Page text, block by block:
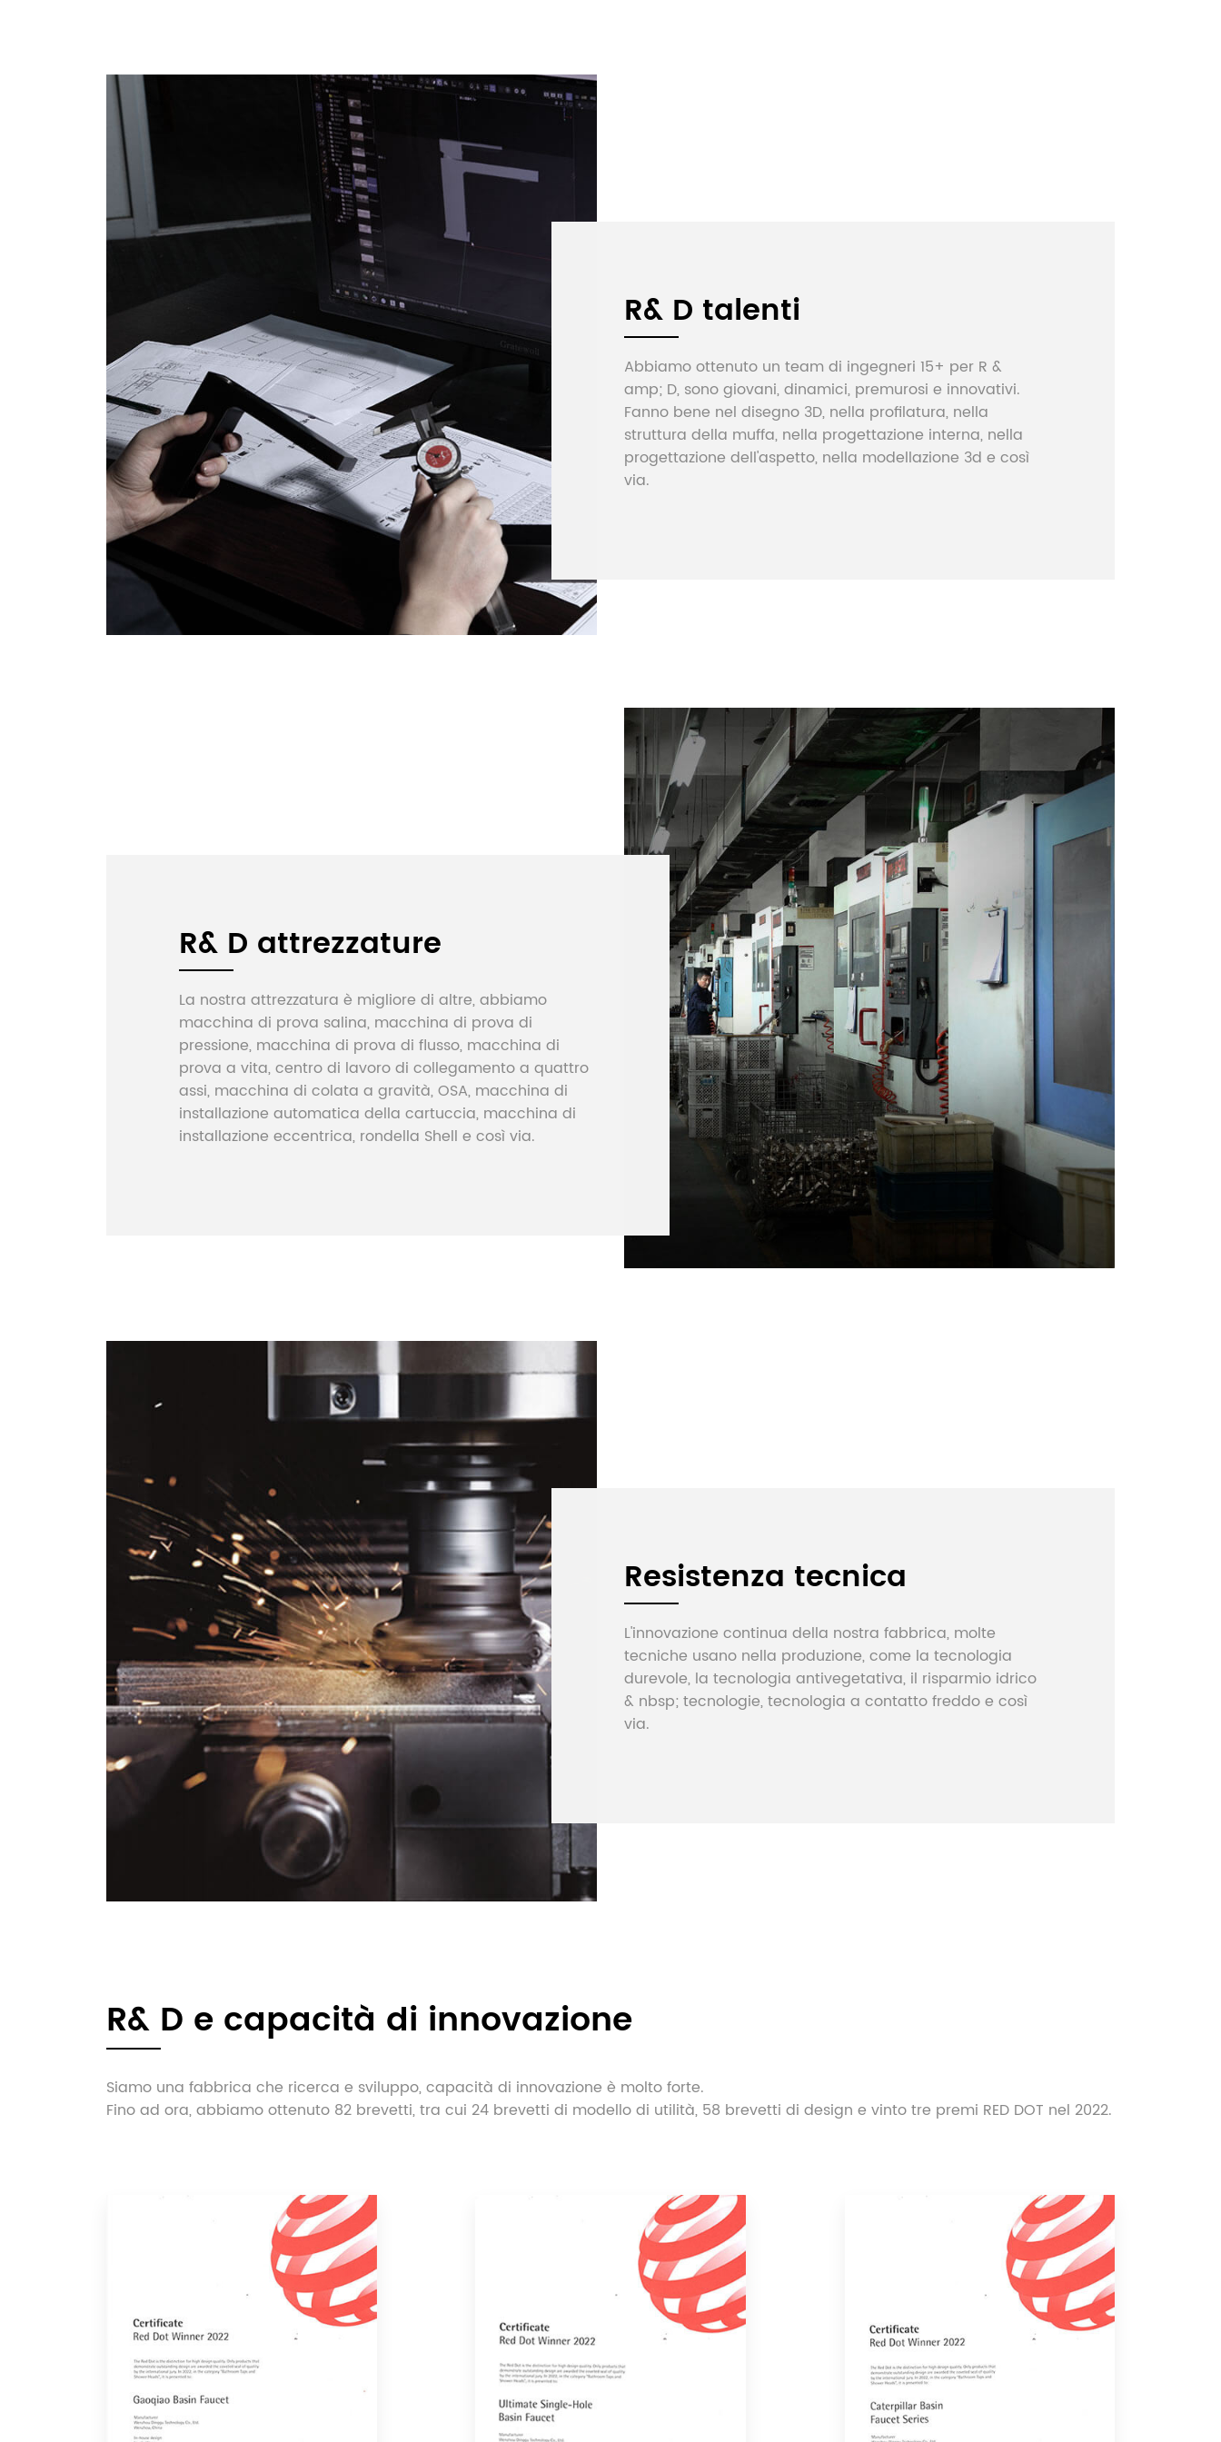
R& D talenti
Abbiamo ottenuto un team di ingegneri 15+ per R &
amp; D, sono giovani, dinamici, premurosi e innovativi.
Fanno bene nel disegno 3D, nella profilatura, nella
struttura della muffa, nella progettazione interna, nella
progettazione dell'aspetto, nella modellazione 3d e così
via.
R& D attrezzature
La nostra attrezzatura è migliore di altre, abbiamo
macchina di prova salina, macchina di prova di
pressione, macchina di prova di flusso, macchina di
prova a vita, centro di lavoro di collegamento a quattro
assi, macchina di colata a gravità, OSA, macchina di
installazione automatica della cartuccia, macchina di
installazione eccentrica, rondella Shell e così via.
Resistenza tecnica
L'innovazione continua della nostra fabbrica, molte
tecniche usano nella produzione, come la tecnologia
durevole, la tecnologia antivegetativa, il risparmio idrico
& nbsp; tecnologie, tecnologia a contatto freddo e così
via.
R& D e capacità di innovazione
Siamo una fabbrica che ricerca e sviluppo, capacità di innovazione è molto forte.
Fino ad ora, abbiamo ottenuto 82 brevetti, tra cui 24 brevetti di modello di utilità, 58 brevetti di design e vinto tre premi RED DOT nel 2022.